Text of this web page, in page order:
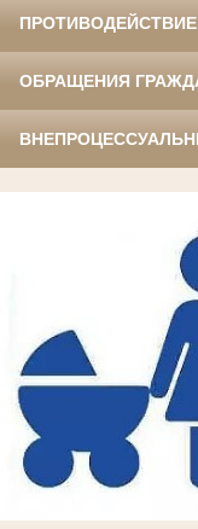
ОБРАЩЕНИЯ